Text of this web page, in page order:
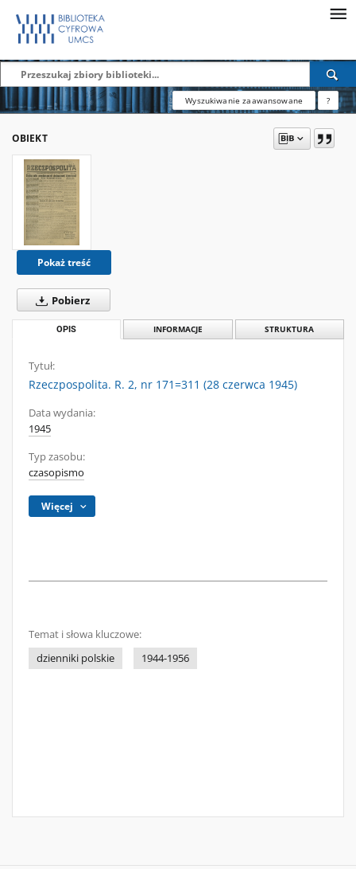
Wyszukiwanie zaawansowane ?
OBIEKT
Pokaż treść
Pobierz
OPIS INFORMACJE STRUKTURA
Tytuł:
Rzeczpospolita. R. 2, nr 171=311 (28 czerwca 1945)
Data wydania:
1945
Typ zasobu:
czasopismo
Więcej
Temat i słowa kluczowe:
dzienniki polskie
1944-1956